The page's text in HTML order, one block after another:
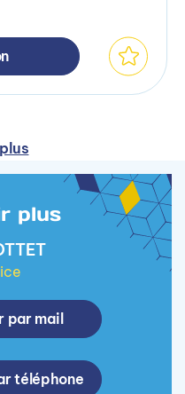
plus
par mail
téléphone